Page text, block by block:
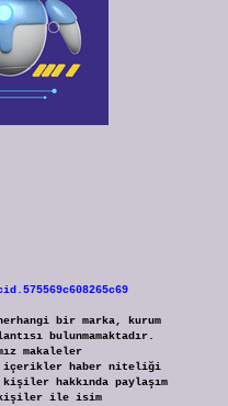
bir marka, kurum
bulunmamaktadır.
makaleler
içerikler haber niteliği
kişiler hakkında paylaşım
kişiler ile isim